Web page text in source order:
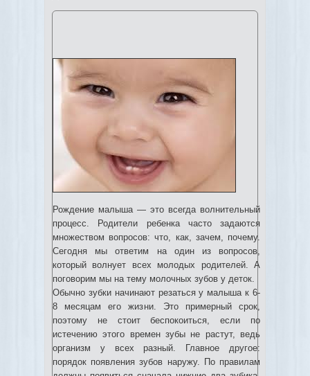
Рождение малыша — это всегда волнительный
процесс. Родители ребенка часто задаются
множеством вопросов: что, как, зачем, почему.
Сегодня мы ответим на один из вопросов,
который волнует всех молодых родителей. А
поговорим мы на тему молочных зубов у деток.
Обычно зубки начинают резаться у малыша к 6-
8 месяцам его жизни. Это примерный срок,
поэтому не стоит беспокоиться, если по
истечению этого времен зубы не растут, ведь
организм у всех разный. Главное другое:
порядок появления зубов наружу. По правилам